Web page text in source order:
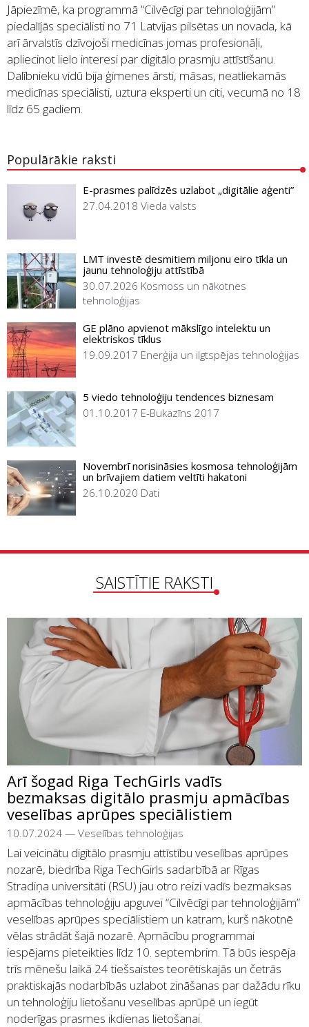
Jāpiezīmē, ka programmā “Cilvēcīgi par tehnoloģijām”
piedalījās speciālisti no 71 Latvijas pilsētas un novada, kā
arī ārvalstīs dzīvojoši medicīnas jomas profesionāļi,
apliecinot lielo interesi par digitālo prasmju attīstīšanu.
Dalībnieku vidū bija ģimenes ārsti, māsas, neatliekamās
medicīnas speciālisti, uztura eksperti un citi, vecumā no 18
līdz 65 gadiem.
Populārākie raksti
E-prasmes palīdzēs uzlabot „digitālie aģenti”
27.04.2018 Vieda valsts
LMT investē desmitiem miljonu eiro tīkla un
jaunu tehnoloģiju attīstībā
30.07.2026 Kosmoss un nākotnes
tehnoloģijas
GE plāno apvienot mākslīgo intelektu un
elektriskos tīklus
19.09.2017 Enerģija un ilgtspējas tehnoloģijas
5 viedo tehnoloģiju tendences biznesam
01.10.2017 E-Bukazīns 2017
Novembrī norisināsies kosmosa tehnoloģijām
un brīvajiem datiem veltīti hakatoni
26.10.2020 Dati
SAISTĪTIE RAKSTI
Arī šogad Riga TechGirls vadīs
bezmaksas digitālo prasmju apmācības
veselības aprūpes speciālistiem
10.07.2024 — Veselības tehnoloģijas
Lai veicinātu digitālo prasmju attīstību veselības aprūpes
nozarē, biedrība Riga TechGirls sadarbībā ar Rīgas
Stradiņa universitāti (RSU) jau otro reizi vadīs bezmaksas
apmācības tehnoloģiju apguvei “Cilvēcīgi par tehnoloģijām”
veselības aprūpes speciālistiem un katram, kurš nākotnē
vēlas strādāt šajā nozarē. Apmācību programmai
iespējams pieteikties līdz 10. septembrim. Tā būs iespēja
trīs mēnešu laikā 24 tiešsaistes teorētiskajās un četrās
praktiskajās nodarbībās uzlabot zināšanas par dažādu rīku
un tehnoloģiju lietošanu veselības aprūpē un iegūt
noderīgas prasmes ikdienas lietošanai.